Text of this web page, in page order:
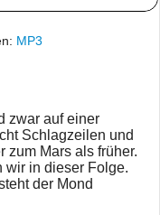
MP3
zwar auf einer
Schlagzeilen und
zum Mars als früher.
wir in dieser Folge.
der Mond